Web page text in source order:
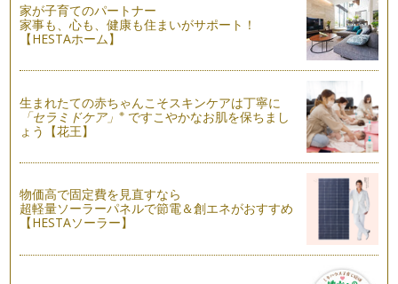
乾燥は様々なトラブルの元！湿疹・おむつかぶれ・あせもの原
因にも、乾燥が関わっていることをご…
「赤ちゃん肌」って聞いて、どんなお肌を想像しますか？ 美
肌の代名詞ともなっている「赤ち…
家が子育てのパートナー
家事も、心も、健康も住まいがサポート！
【HESTAホーム】
生まれたての赤ちゃんこそスキンケアは丁寧に
「セラミドケア」※ ですこやかなお肌を保ちまし
ょう【花王】
物価高で固定費を見直すなら
超軽量ソーラーパネルで節電＆創エネがおすすめ
【HESTAソーラー】